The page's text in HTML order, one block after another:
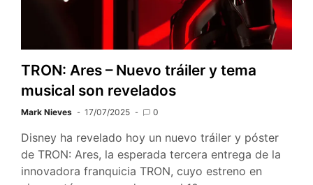
TRON: Ares – Nuevo tráiler y tema
musical son revelados
Mark Nieves 17/07/2025 0
Disney ha revelado hoy un nuevo tráiler y póster
de TRON: Ares, la esperada tercera entrega de la
innovadora franquicia TRON, cuyo estreno en